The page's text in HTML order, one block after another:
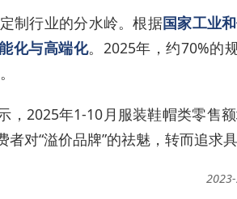
制行业的分水岭。根据国家工业
化与高端化。2025年，约70%的
，2025年1-10月服装鞋帽类零售
者对“溢价品牌”的祛魅，转而追求